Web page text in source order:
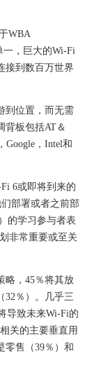
WBA
一，巨大的Wi-Fi
接到数百万世界
到位置，而无需
背板包括AT＆
Google，Intel和
6或即将到来的
部署或者之前部
的学习参与者表
非常重要或至关
略，45％将其放
32％）。几乎三
导致未来Wi-Fi的
关的主要垂直用
零售（39％）和